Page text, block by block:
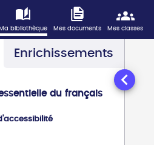
Ma bibliothèque Mes documents Mes classes
pas optimisé pour
1
Enrichissements
du français